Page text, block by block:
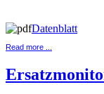
Datenblatt
Read more ...